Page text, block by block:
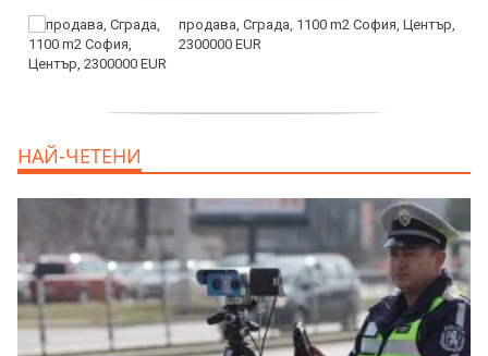
продава, Сграда, 1100 m2 София, Център,
2300000 EUR
НАЙ-ЧЕТЕНИ